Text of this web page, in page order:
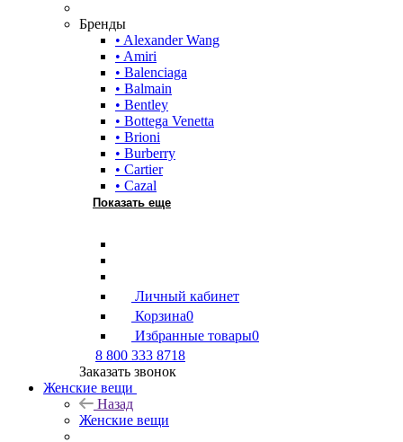
Бренды
• Alexander Wang
• Amiri
• Balenciaga
• Balmain
• Bentley
• Bottega Venetta
• Brioni
• Burberry
• Cartier
• Cazal
Показать еще
Личный кабинет
Корзина0
Избранные товары0
8 800 333 8718
Заказать звонок
Женские вещи
Назад
Женские вещи